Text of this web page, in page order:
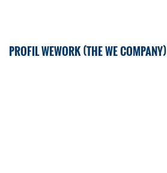
PROFIL WEWORK (THE WE COMPANY)